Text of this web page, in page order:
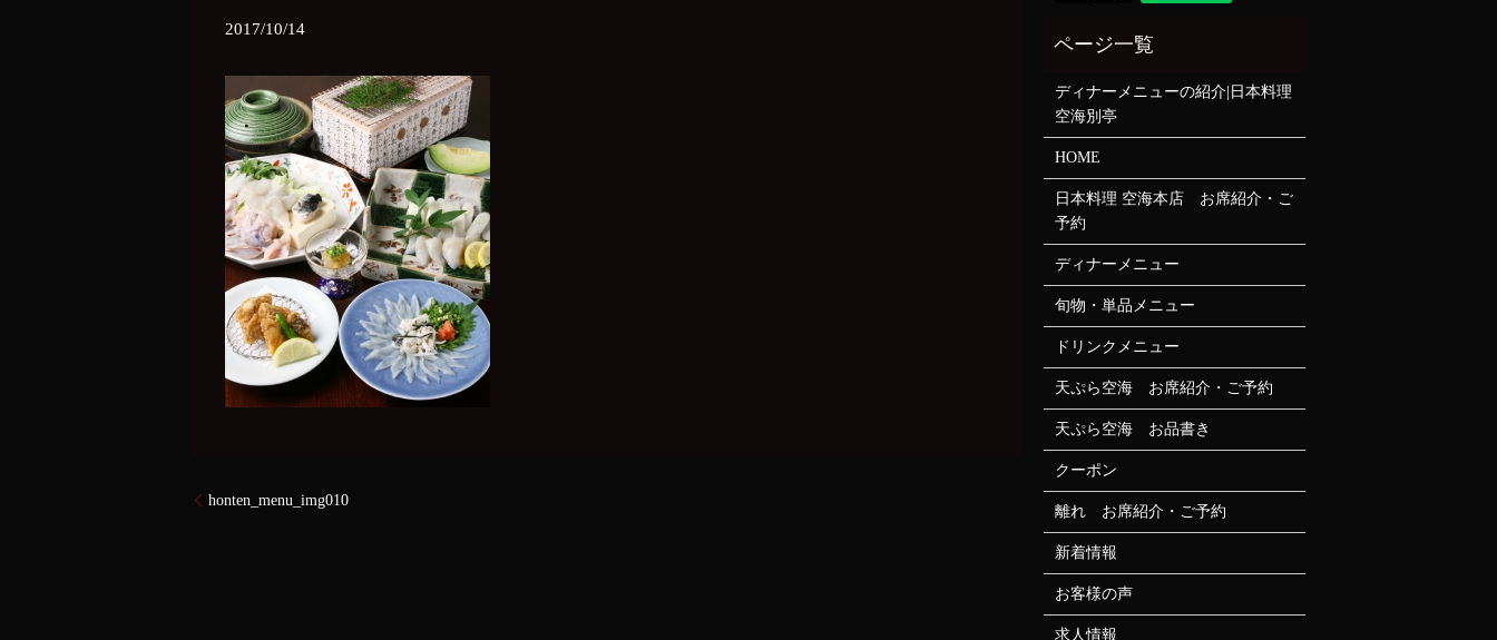
2017/10/14
honten_menu_img010
ディナーメニューの紹介|日本料理
空海別亭
HOME
日本料理 空海本店 お席紹介・ご
予約
ディナーメニュー
旬物・単品メニュー
ドリンクメニュー
天ぷら空海 お席紹介・ご予約
天ぷら空海 お品書き
クーポン
離れ お席紹介・ご予約
新着情報
お客様の声
求人情報